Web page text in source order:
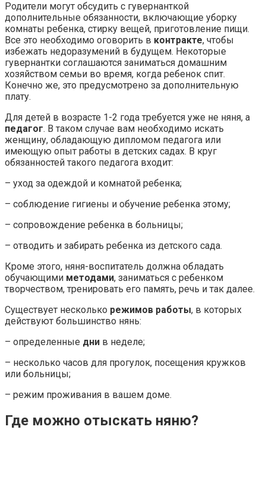
Родители могут обсудить с гувернанткой
дополнительные обязанности, включающие уборку
комнаты ребенка, стирку вещей, приготовление пищи.
Все это необходимо оговорить в контракте, чтобы
избежать недоразумений в будущем. Некоторые
гувернантки соглашаются заниматься домашним
хозяйством семьи во время, когда ребенок спит.
Конечно же, это предусмотрено за дополнительную
плату.
Для детей в возрасте 1-2 года требуется уже не няня, а
педагог. В таком случае вам необходимо искать
женщину, обладающую дипломом педагога или
имеющую опыт работы в детских садах. В круг
обязанностей такого педагога входит:
– уход за одеждой и комнатой ребенка;
– соблюдение гигиены и обучение ребенка этому;
– сопровождение ребенка в больницы;
– отводить и забирать ребенка из детского сада.
Кроме этого, няня-воспитатель должна обладать
обучающими методами, заниматься с ребенком
творчеством, тренировать его память, речь и так далее.
Существует несколько режимов работы, в которых
действуют большинство нянь:
– определенные дни в неделе;
– несколько часов для прогулок, посещения кружков
или больницы;
– режим проживания в вашем доме.
Где можно отыскать няню?